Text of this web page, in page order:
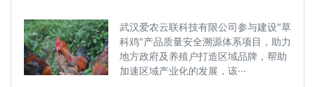
武汉爱农云联科技有限公司参与建设"草
科鸡"产品质量安全溯源体系项目，助力
地方政府及养殖户打造区域品牌，帮助
加速区域产业化的发展，该···